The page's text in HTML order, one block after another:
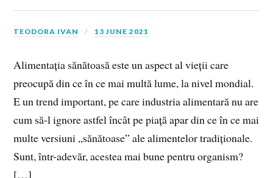
TEODORA IVAN 13 JUNE 2021
Alimentația sănătoasă este un aspect al vieții care
preocupă din ce în ce mai multă lume, la nivel mondial.
E un trend important, pe care industria alimentară nu are
cum să-l ignore astfel încât pe piață apar din ce în ce mai
multe versiuni „sănătoase” ale alimentelor tradiționale.
Sunt, într-adevăr, acestea mai bune pentru organism?
[…]